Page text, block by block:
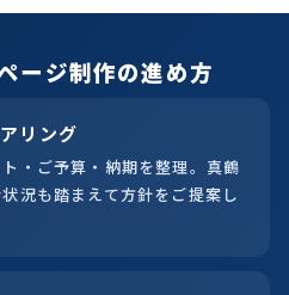
ージ制作の進め方
リング
・ご予算・納期を整理。真鶴
況も踏まえて方針をご提案し